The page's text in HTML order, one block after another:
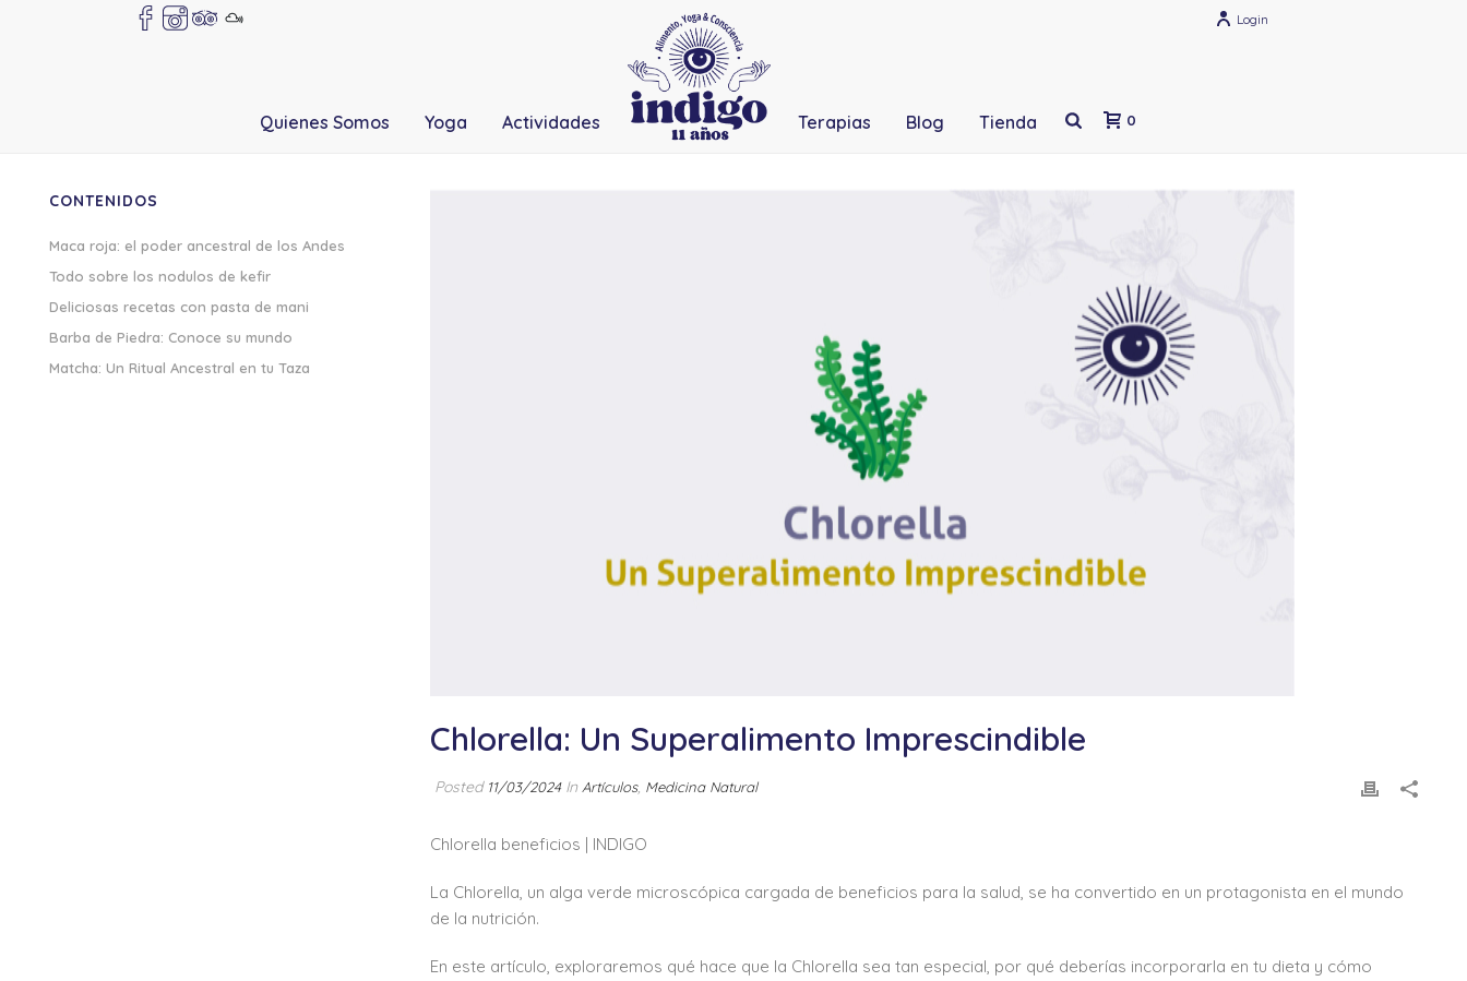
Login
Quienes Somos Yoga Actividades Terapias Blog Tienda 0
Chlorella: Un Superalimento Imprescindible
Posted 11/03/2024InArtículos, Medicina Natural
Chlorella beneficios | INDIGO
La Chlorella, un alga verde microscópica cargada de beneficios para la salud, se ha convertido en un protagonista en el mundo
de la nutrición.
En este artículo, exploraremos qué hace que la Chlorella sea tan especial, por qué deberías incorporarla en tu dieta y cómo
CONTENIDOS
Maca roja: el poder ancestral de los Andes
Todo sobre los nodulos de kefir
Deliciosas recetas con pasta de mani
Barba de Piedra: Conoce su mundo
Matcha: Un Ritual Ancestral en tu Taza